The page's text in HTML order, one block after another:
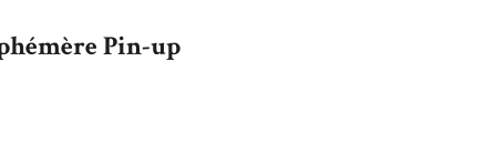
Pin-up